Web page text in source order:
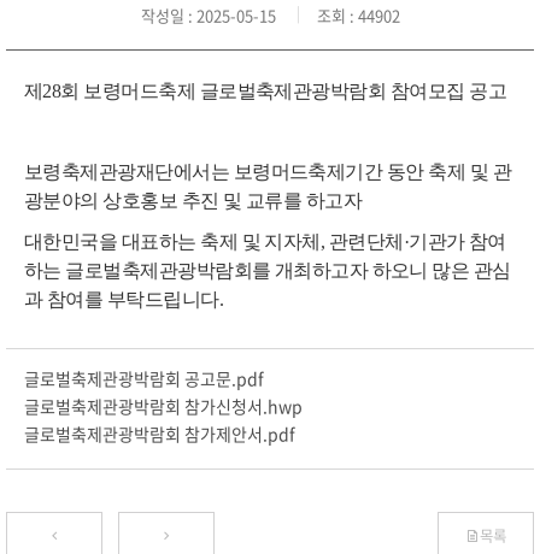
작성일 : 2025-05-15 조회 : 44902
제28회 보령머드축제 글로벌축제관광박람회 참여모집 공고
보령축제관광재단에서는 보령머드축제기간 동안 축제 및 관
광분야의 상호홍보 추진 및 교류를 하고자
대한민국을 대표하는 축제 및 지자체, 관련단체·기관가 참여
하는 글로벌축제관광박람회를 개최 하고자하오니 많은 관심
과 참여를 부탁드립니다.
글로벌축제관광박람회 공고문.pdf
글로벌축제관광박람회 참가신청서.hwp
글로벌축제관광박람회 참가제안서.pdf
목록